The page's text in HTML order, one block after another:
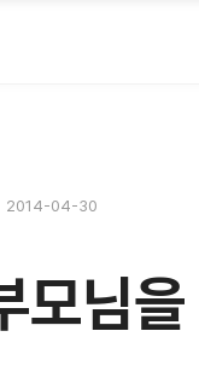
2014-04-30
모님